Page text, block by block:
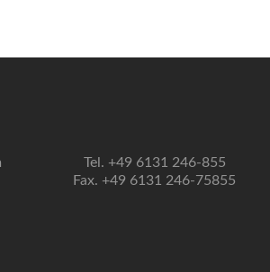
Tel. +49 6131 246-855
Fax. +49 6131 246-75855